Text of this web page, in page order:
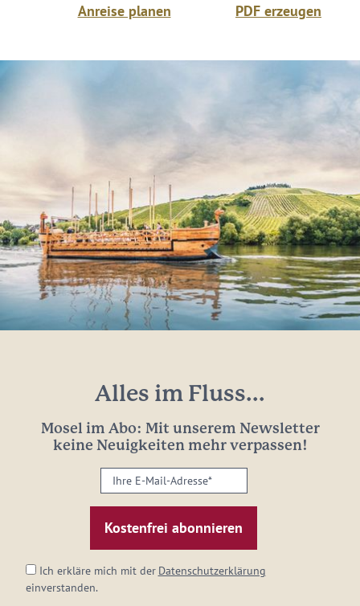
Anreise planen PDF erzeugen
Alles im Fluss...
Mosel im Abo: Mit unserem Newsletter
keine Neuigkeiten mehr verpassen!
Ihre
E-
Mail-
Adresse:
Ich erkläre mich mit der Datenschutzerklärung
einverstanden.